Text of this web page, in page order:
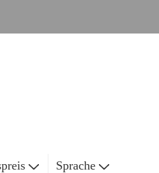
Sprache